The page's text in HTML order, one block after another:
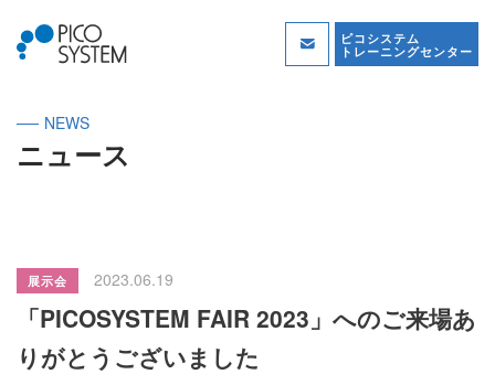
ピコシステム
トレーニングセンター
NEWS
ニュース
展示会 2023.06.19
「PICOSYSTEM FAIR 2023」へのご来場あ
りがとうございました